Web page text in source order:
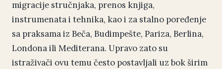
migracije stručnjaka, prenos knjiga,
instrumenata i tehnika, kao i za stalno poređenje
sa praksama iz Beča, Budimpešte, Pariza, Berlina,
Londona ili Mediterana. Upravo zato su
istraživači ovu temu često postavljali uz bok širim